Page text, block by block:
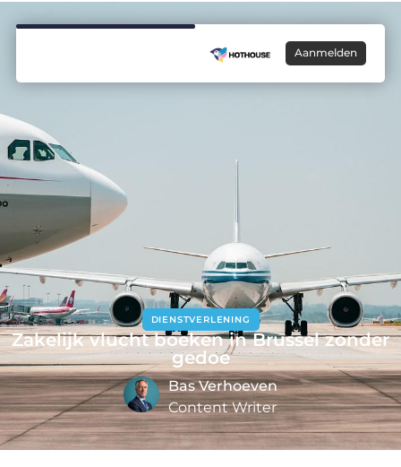
Aanmelden
DIENSTVERLENING
Zakelijk vlucht boeken in Brussel zonder
gedoe
Bas Verhoeven
Content Writer